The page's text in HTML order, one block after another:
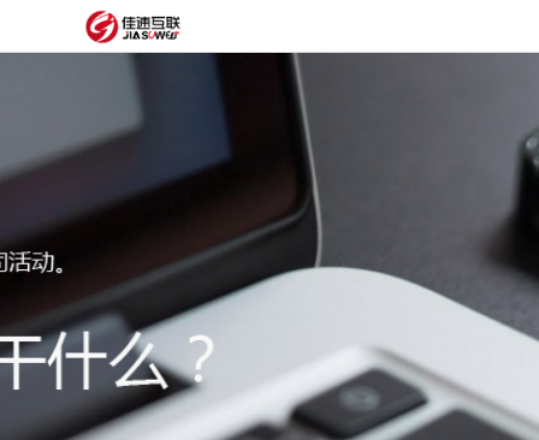
设
网
建
制
板
抖
获
里
经